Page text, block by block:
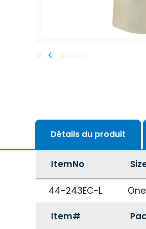
Détails du produit
ItemNo
44-243EC-L
Item#